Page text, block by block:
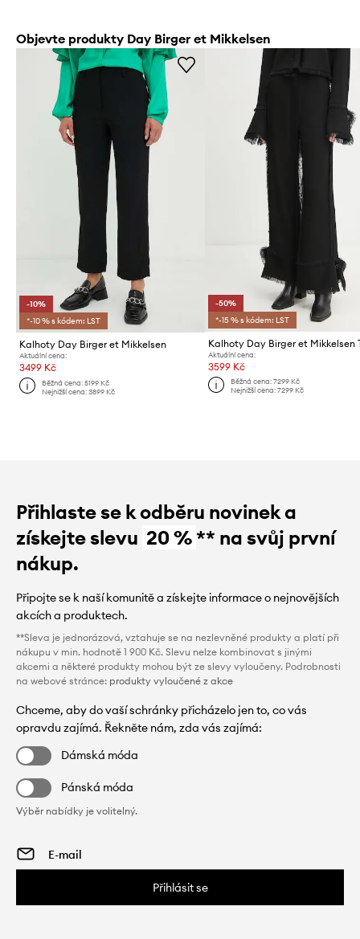
Objevte produkty Day Birger et Mikkelsen
-10%
*-10 % s kódem: LST
Kalhoty Day Birger et Mikkelsen
Aktuální cena:
3499 Kč
Běžná cena:5199 Kč
Nejnižší cena:3899 Kč
-50%
*-15 % s kódem: LST
Aktuální cena:
3599 Kč
Běžná cena: 7299 Kč
Nejnižší cena: 7299 Kč
Přihlaste se k odběru novinek a
získejte slevu 20 %** na svůj první
nákup.
Připojte se k naší komunitě a získejte informace o nejnovějších
akcích a produktech.
**Sleva je jednorázová, vztahuje se na nezlevněné produkty a platí při
nákupu v min. hodnotě 1 900 Kč. Slevu nelze kombinovat s jinými
akcemi a některé produkty mohou být ze slevy vyloučeny. Podrobnosti
na webové stránce: produkty vyloučené z akce
Chceme, aby do vaší schránky přicházelo jen to, co vás
opravdu zajímá. Řekněte nám, zda vás zajímá:
Dámská móda
Pánská móda
Výběr nabídky je volitelný.
Přihlásit se